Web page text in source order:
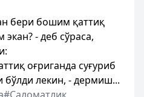
бери бошим қаттиқ
- деб сўраса,
оғриганда суғуриб
лекин, - дермиш...